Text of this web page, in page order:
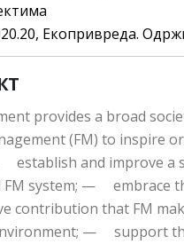
Eкoприврeдa.
provides a broad
(FM) to inspire
and improve a
FM system; — embrace
contribution that FM
— support